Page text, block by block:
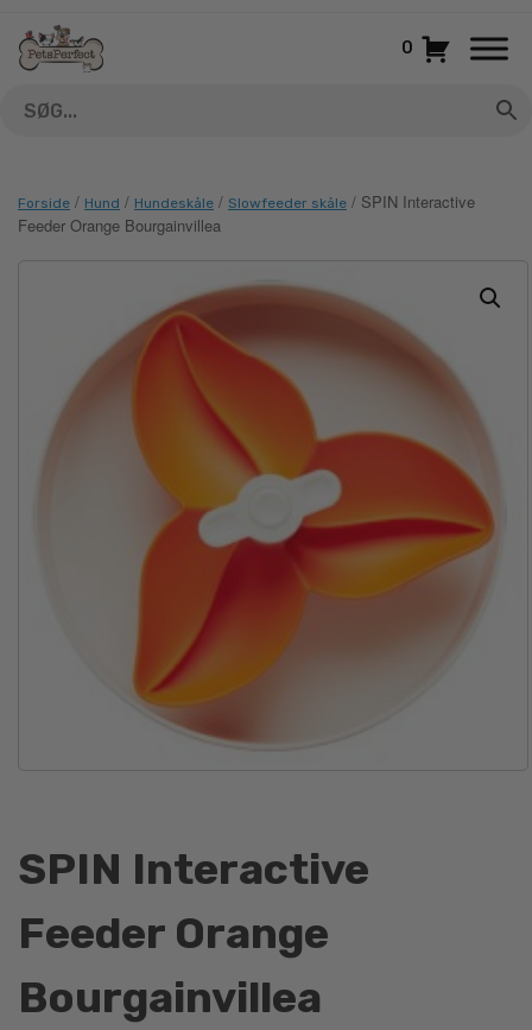
indhold
0
Forside / Hund / Hundeskåle / Slowfeeder skåle / SPIN Interactive
Feeder Orange Bourgainvillea
SPIN Interactive
Feeder Orange
Bourgainvillea